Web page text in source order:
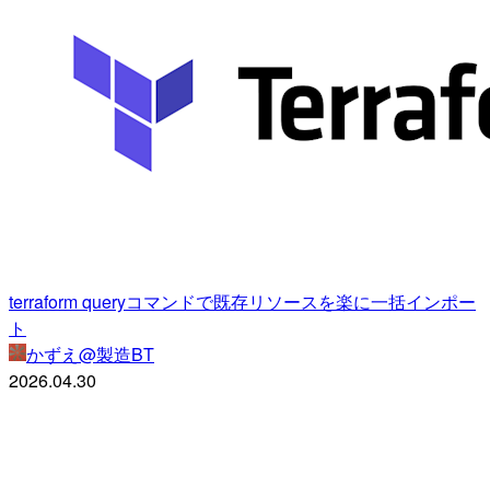
terraform queryコマンドで既存リソースを楽に一括インポー
ト
かずえ@製造BT
2026.04.30